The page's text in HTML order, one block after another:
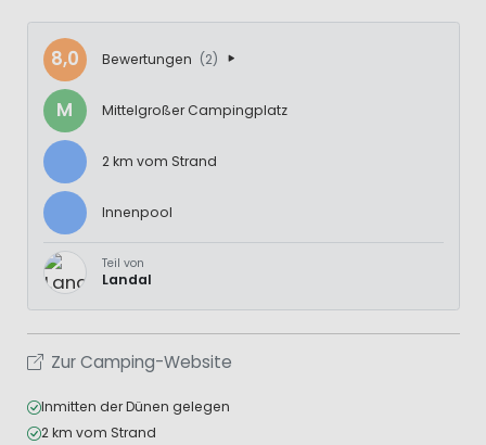
8,0 Bewertungen (2)
M Mittelgroßer Campingplatz
2 km vom Strand
Innenpool
Teil von
Landal
Zur Camping-Website
Inmitten der Dünen gelegen
2 km vom Strand